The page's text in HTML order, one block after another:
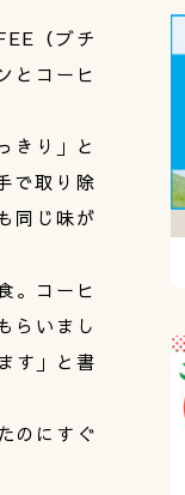
（ブチ
とコーヒ
きり」と
で取り除
同じ味が
。コーヒ
らいまし
す」と書
のにすぐ